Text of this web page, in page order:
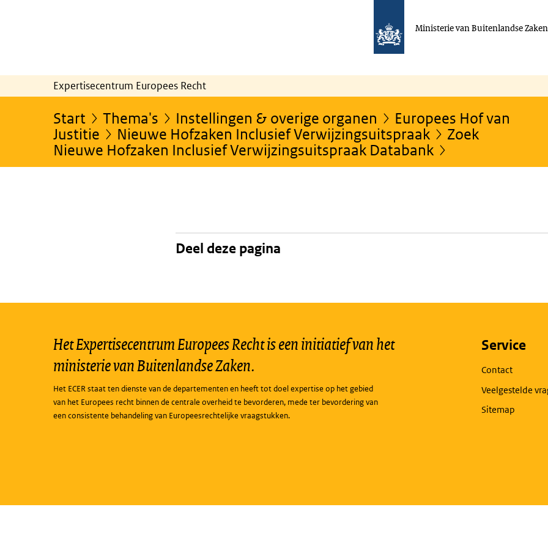
Ministerie van Buitenlandse Zaken
Expertisecentrum Europees Recht
Start Thema's Instellingen & overige organen
Europees Hof van
Justitie
Nieuwe Hofzaken Inclusief Verwijzingsuitspraak
Zoek
Nieuwe Hofzaken Inclusief Verwijzingsuitspraak Databank
Deel deze pagina
Het Expertisecentrum Europees Recht is een initiatief van het
ministerie van Buitenlandse Zaken.
Het ECER staat ten dienste van de departementen en heeft tot doel expertise op het gebied
van het Europees recht binnen de centrale overheid te bevorderen, mede ter bevordering van
een consistente behandeling van Europeesrechtelijke vraagstukken.
Service
Contact
Veelgestelde
Sitemap